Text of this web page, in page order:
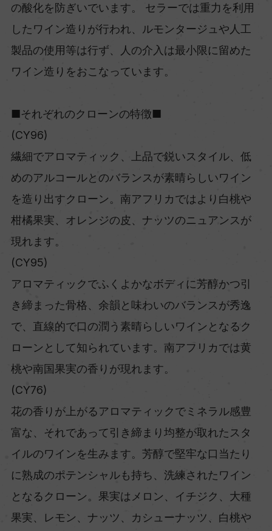
の酸化を防ぎいでいます。 セラーでは重力を利用
したワイン造りが行われ、ルモンタージュや人工
製品の使用等は行ず、人の介入は最小限に留めた
ワイン造りをおこなっています。
■それぞれのクローンの特徴■
(CY96)
繊細でアロマティック、上品で鋭いスタイル、低
めのアルコールとのバランスが素晴らしいワイン
を造り出すクローン。南アフリカではより白桃や
柑橘果実、オレンジの皮、ナッツのニュアンスが
現れます。
(CY95)
アロマティックでふくよかなボディに芳醇かつ引
き締まった骨格、余韻と味わいのバランスが秀逸
で、直線的で口の潤う素晴らしいワインとなるク
ローンとして知られています。南アフリカでは黄
桃や南国果実の香りが現れます。
(CY76)
花の香りが上がるアロマティックでミネラル感豊
富な、それであって引き締まり均整が取れたスタ
イルのワインを生みます。芳醇で堅牢な口当たり
に熟成のポテンシャルも持ち、洗練されたワイン
となるクローン。果実はメロン、イチジク、大種
果実、レモン、ナッツ、カシューナッツ、白桃や